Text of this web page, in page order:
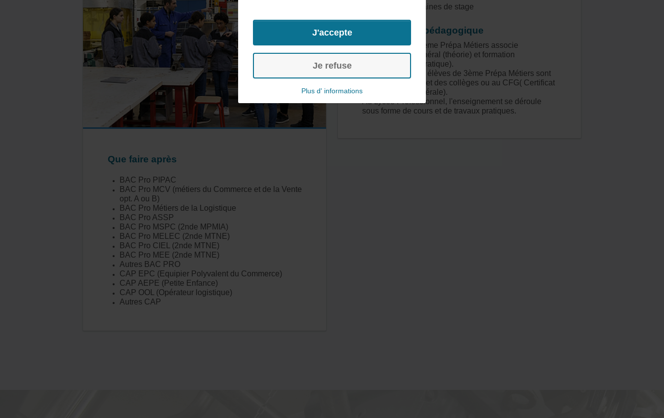
Que faire après
BAC Pro PIPAC
BAC Pro MCV (métiers du Commerce et de la Vente
opt. A ou B)
BAC Pro Métiers de la Logistique
BAC Pro ASSP
BAC Pro MSPC (2nde MPMIA)
BAC Pro MELEC (2nde MTNE)
BAC Pro CIEL (2nde MTNE)
BAC Pro MEE (2nde MTNE)
Autres BAC PRO
CAP EPC (Equipier Polyvalent du Commerce)
CAP AEPE (Petite Enfance)
CAP OOL (Opérateur logistique)
Autres CAP
jusqu'à 4 semaines de stage
Organisation pédagogique
La formation en 3ème Prépa Métiers associe
enseignement général (théorie) et formation
professionnelle (pratique).
En fin d’année les élèves de 3ème Prépa Métiers sont
présentés au Brevet des collèges ou au CFG( Certificat
de Formation Générale).
Au Lycée Professionnel, l'enseignement se déroule
sous forme de cours et de travaux pratiques.
J'accepte
Je refuse
Plus d' informations